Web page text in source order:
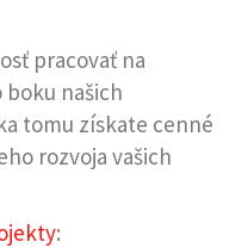
pracovať na
našich
tomu získate cenné
rozvoja vašich
: